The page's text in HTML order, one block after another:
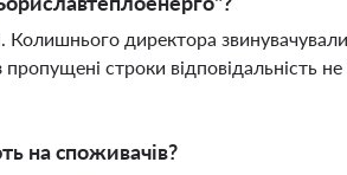
Колишнього директора
строки відповідальність не
на споживачів?